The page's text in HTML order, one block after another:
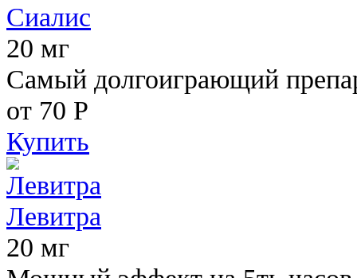
Сиалис
20 мг
Самый долгоиграющий
от 70 Р
Купить
Левитра
20 мг